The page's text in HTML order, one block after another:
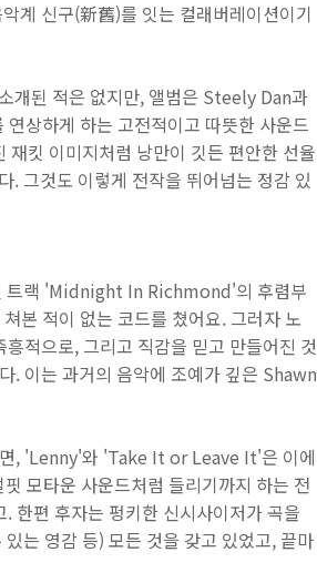
계 신구(新舊)를 잇는 컬래버레이션이기
개된 적은 없지만, 앨범은 Steely Dan과
상하게 하는 고전적이고 따뜻한 사운드
킷 이미지처럼 낭만이 깃든 편안한 선율
. 그것도 이렇게 전작을 뛰어넘는 정감 있
트랙 'Midnight In Richmond'의 후렴부
본 적이 없는 코드를 쳤어요. 그러자 노
적으로, 그리고 직감을 믿고 만들어진 것
. 이는 과거의 음악에 조예가 깊은 Shawn
, 'Lenny'와 'Take It or Leave It'은 이에
모타운 사운드처럼 들리기까지 하는 전
한편 후자는 펑키한 신시사이저가 곡을
는 영감 등) 모든 것을 갖고 있었고, 끝마